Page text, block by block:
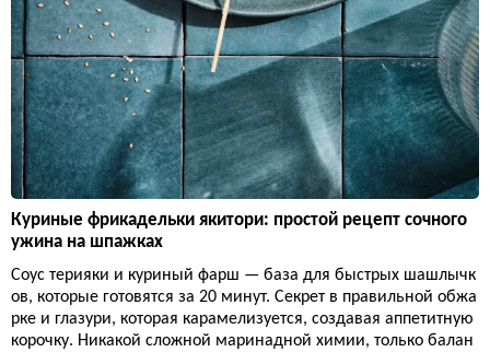
Куриные фрикадельки якитори: простой рецепт сочного
ужина на шпажках
Соус терияки и куриный фарш — база для быстрых шашлычк
ов, которые готовятся за 20 минут. Секрет в правильной обжа
рке и глазури, которая карамелизуется, создавая аппетитную
корочку. Никакой сложной маринадной химии, только балан